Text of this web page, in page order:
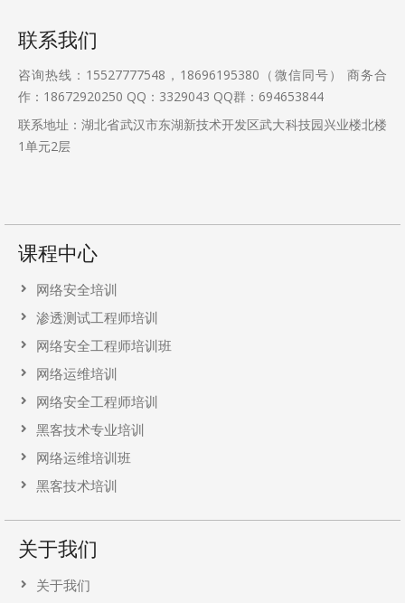
联系我们
咨询热线：15527777548，18696195380（微信同号） 商务合
作：18672920250 QQ：3329043 QQ群：694653844
联系地址：湖北省武汉市东湖新技术开发区武大科技园兴业楼北楼
1单元2层
课程中心
网络安全培训
渗透测试工程师培训
网络安全工程师培训班
网络运维培训
网络安全工程师培训
黑客技术专业培训
网络运维培训班
黑客技术培训
关于我们
关于我们